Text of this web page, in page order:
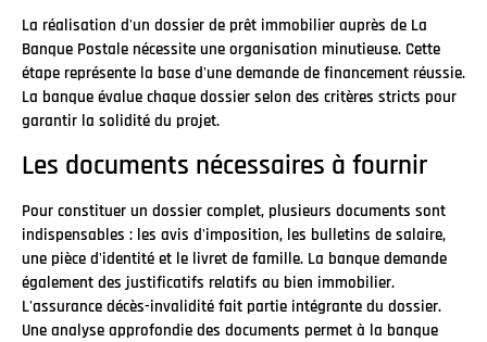
La réalisation d'un dossier de prêt immobilier auprès de La
Banque Postale nécessite une organisation minutieuse. Cette
étape représente la base d'une demande de financement réussie.
La banque évalue chaque dossier selon des critères stricts pour
garantir la solidité du projet.
Les documents nécessaires à fournir
Pour constituer un dossier complet, plusieurs documents sont
indispensables : les avis d'imposition, les bulletins de salaire,
une pièce d'identité et le livret de famille. La banque demande
également des justificatifs relatifs au bien immobilier.
L'assurance décès-invalidité fait partie intégrante du dossier.
Une analyse approfondie des documents permet à la banque